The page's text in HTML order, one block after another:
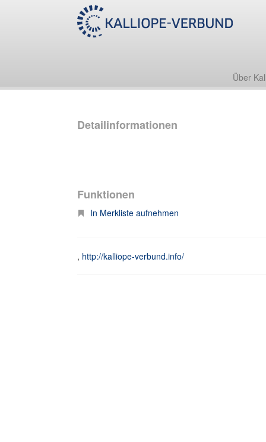
Über
Detailinformationen
Funktionen
In Merkliste aufnehmen
, http://kalliope-verbund.info/